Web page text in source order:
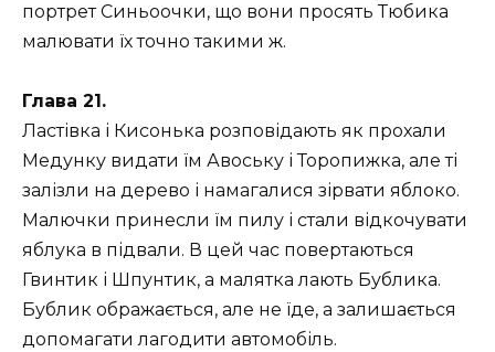
портрет Синьоочки, що вони просять Тюбика
малювати їх точно такими ж.
Глава 21.
Ластівка і Кисонька розповідають як прохали
Медунку видати їм Авоську і Торопижка, але ті
залізли на дерево і намагалися зірвати яблоко.
Малючки принесли їм пилу і стали відкочувати
яблука в підвали. В цей час повертаються
Гвинтик і Шпунтик, а малятка лають Бублика.
Бублик ображається, але не їде, а залишається
допомагати лагодити автомобіль.